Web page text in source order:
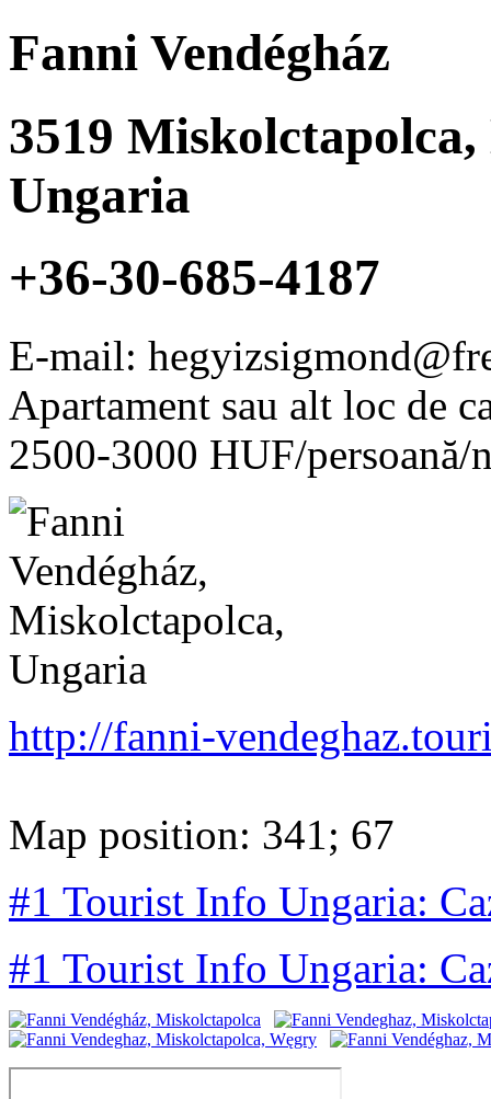
Fanni Vendégház
3519 Miskolctapolca,
Ungaria
+36-30-685-4187
E-mail:
Apartament sau alt loc de
2500-3000 HUF/persoană/
http://fanni-
Map position: 341; 67
#1 Tourist Info Ungaria:
#1 Tourist Info Ungaria: